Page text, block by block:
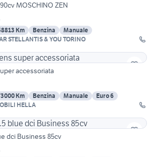
MOSCHINO ZEN
Km Benzina
Manuale
STELLANTIS & YOU TORINO
accessoriata
Km Benzina Manuale
Euro 6
HELLA
dci Business 85cv